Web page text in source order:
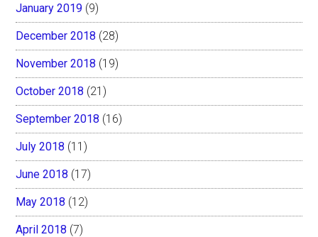
January 2019 (9)
December 2018 (28)
November 2018 (19)
October 2018 (21)
September 2018 (16)
July 2018 (11)
June 2018 (17)
May 2018 (12)
April 2018 (7)